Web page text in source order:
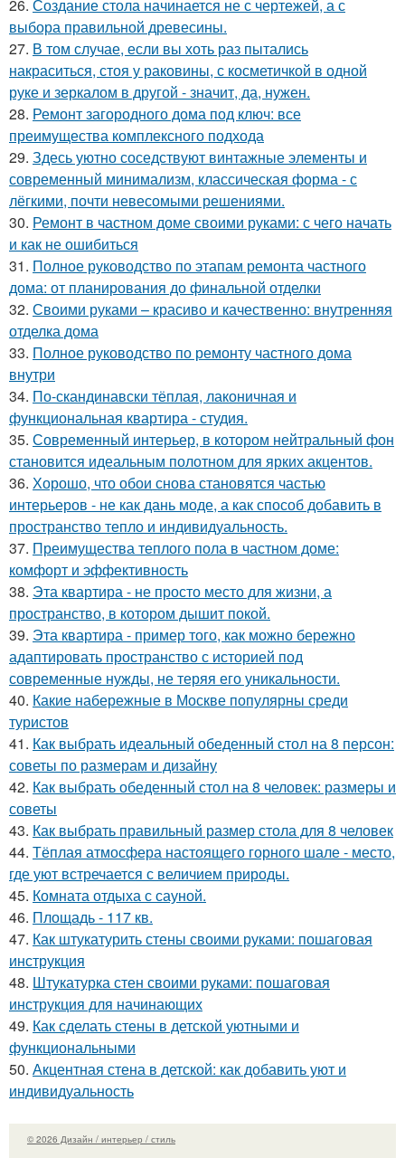
26. Создание стола начинается не с чертежей, а с
выбора правильной древесины.
27. В том случае, если вы хоть раз пытались
накраситься, стоя у раковины, с косметичкой в одной
руке и зеркалом в другой - значит, да, нужен.
28. Ремонт загородного дома под ключ: все
преимущества комплексного подхода
29. Здесь уютно соседствуют винтажные элементы и
современный минимализм, классическая форма - с
лёгкими, почти невесомыми решениями.
30. Ремонт в частном доме своими руками: с чего начать
и как не ошибиться
31. Полное руководство по этапам ремонта частного
дома: от планирования до финальной отделки
32. Своими руками – красиво и качественно: внутренняя
отделка дома
33. Полное руководство по ремонту частного дома
внутри
34. По-скандинавски тёплая, лаконичная и
функциональная квартира - студия.
35. Современный интерьер, в котором нейтральный фон
становится идеальным полотном для ярких акцентов.
36. Хорошо, что обои снова становятся частью
интерьеров - не как дань моде, а как способ добавить в
пространство тепло и индивидуальность.
37. Преимущества теплого пола в частном доме:
комфорт и эффективность
38. Эта квартира - не просто место для жизни, а
пространство, в котором дышит покой.
39. Эта квартира - пример того, как можно бережно
адаптировать пространство с историей под
современные нужды, не теряя его уникальности.
40. Какие набережные в Москве популярны среди
туристов
41. Как выбрать идеальный обеденный стол на 8 персон:
советы по размерам и дизайну
42. Как выбрать обеденный стол на 8 человек: размеры и
советы
43. Как выбрать правильный размер стола для 8 человек
44. Тёплая атмосфера настоящего горного шале - место,
где уют встречается с величием природы.
45. Комната отдыха с сауной.
46. Площадь - 117 кв.
47. Как штукатурить стены своими руками: пошаговая
инструкция
48. Штукатурка стен своими руками: пошаговая
инструкция для начинающих
49. Как сделать стены в детской уютными и
функциональными
50. Акцентная стена в детской: как добавить уют и
индивидуальность
© 2026 Дизайн / интерьер / стиль